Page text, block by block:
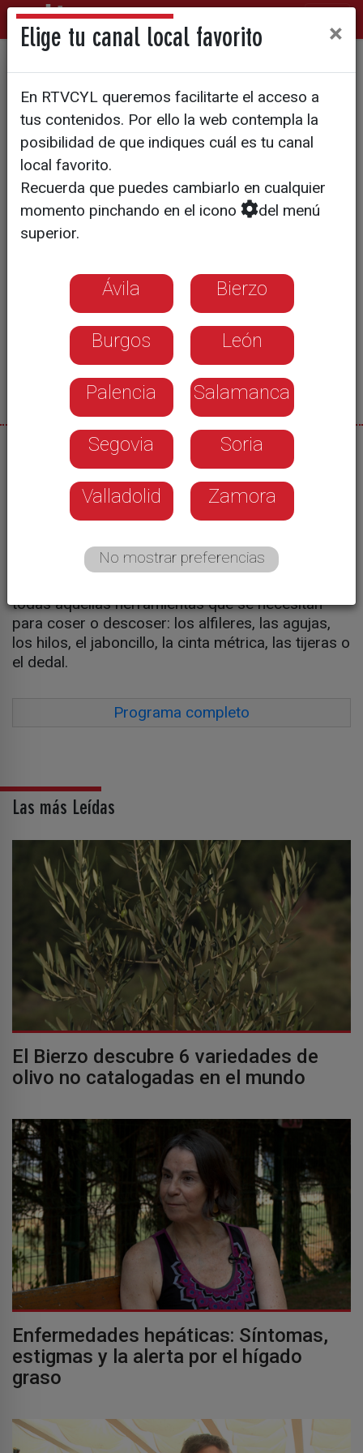
El Costurero: ¿Material de la
NASA o un gran alivio?
27/01/2022
Castilla y León Televisión
El diseñador César González, de MyLovelyPulpo
nos enseña lo que es un
. Una palabra
que para muchos suena a material de la NASA y
para otros, como los que se dedican a la moda,
todas aquellas herramientas que se necesitan
para coser o descoser: los alfileres, las agujas,
los hilos, el jaboncillo, la cinta métrica, las tijeras o
el dedal.
Programa completo
Las más Leídas
El Bierzo descubre 6 variedades de
olivo no catalogadas en el mundo
Enfermedades hepáticas: Síntomas,
estigmas y la alerta por el hígado
graso
Elige tu canal local favorito ×
En RTVCYL queremos facilitarte el acceso a
tus contenidos. Por ello la web contempla la
posibilidad de que indiques cuál es tu canal
local favorito.
Recuerda que puedes cambiarlo en cualquier
momento pinchando en el icono
del menú
superior.
Ávila Bierzo
Burgos León
Palencia Salamanca
Segovia Soria
Valladolid Zamora
No mostrar preferencias